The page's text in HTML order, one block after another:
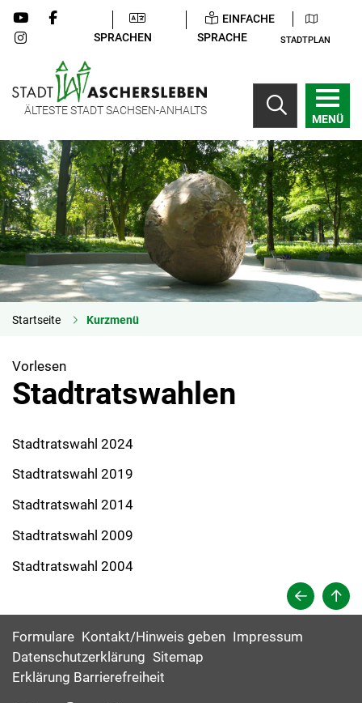
SPRACHEN
EINFACHE
SPRACHE
STADTPLAN
ÄLTESTE STADT SACHSEN-ANHALTS
MENÜ
Startseite Kurzmenü
Vorlesen
Stadtratswahlen
Stadtratswahl 2024
Stadtratswahl 2019
Stadtratswahl 2014
Stadtratswahl 2009
Stadtratswahl 2004
Formulare Kontakt/Hinweis geben Impressum
Datenschutzerklärung Sitemap
Erklärung Barrierefreiheit